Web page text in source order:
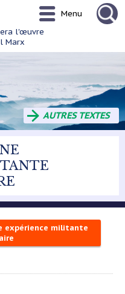
l'œuvre
Marx
Menu
AUTRES TEXTES
expérience militante